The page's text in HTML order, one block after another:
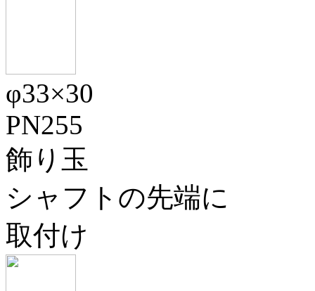
φ33×30
PN255
飾り玉
シャフトの先端に
取付け